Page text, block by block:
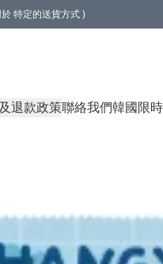
特定的送貨方式 )
退款政策聯絡我們韓國限時